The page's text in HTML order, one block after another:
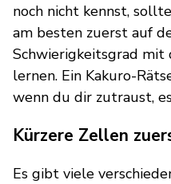
noch nicht kennst,
am besten zuerst auf
Schwierigkeitsgrad
lernen. Ein Kakuro-
wenn du dir zutraust,
Kürzere Zellen
Es gibt viele